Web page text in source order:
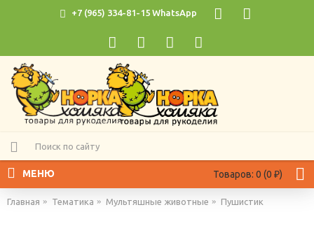
+7 (965) 334-81-15 WhatsApp
Товаров: 0 (0 ₽)
МЕНЮ
Главная Тематика Мультяшные животные Пушистик